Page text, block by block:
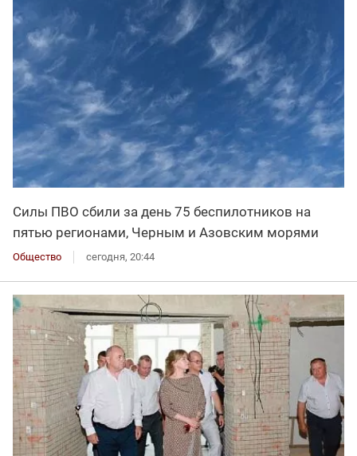
Силы ПВО сбили за день 75 беспилотников на
пятью регионами, Черным и Азовским морями
Общество сегодня, 20:44